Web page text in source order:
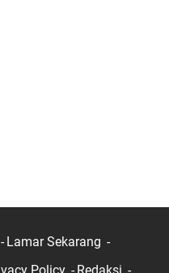
Lamar Sekarang